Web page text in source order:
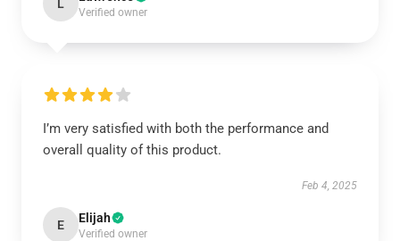
L
Verified owner
I’m very satisfied with both the performance and
overall quality of this product.
Feb 4, 2025
E Elijah
Verified owner